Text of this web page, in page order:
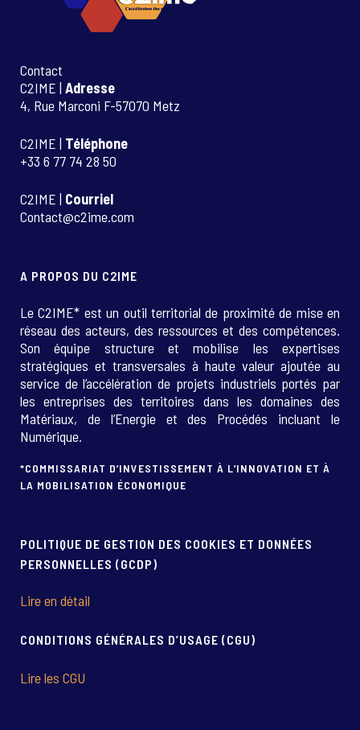
Contact
C2IME | Adresse
4, Rue Marconi F-57070 Metz
C2IME | Téléphone
+33 6 77 74 28 50
C2IME | Courriel
Contact@c2ime.com
A PROPOS DU C2IME
Le C2IME* est un outil territorial de proximité de mise en
réseau des acteurs, des ressources et des compétences.
Son équipe structure et mobilise les expertises
stratégiques et transversales à haute valeur ajoutée au
service de l’accélération de projets industriels portés par
les entreprises des territoires dans les domaines des
Matériaux, de l’Energie et des Procédés incluant le
Numérique.
*COMMISSARIAT D’INVESTISSEMENT À L’INNOVATION ET À
LA MOBILISATION ÉCONOMIQUE
POLITIQUE DE GESTION DES COOKIES ET DONNÉES
PERSONNELLES (GCDP)
Lire en détail
CONDITIONS GÉNÉRALES D’USAGE (CGU)
Lire les CGU